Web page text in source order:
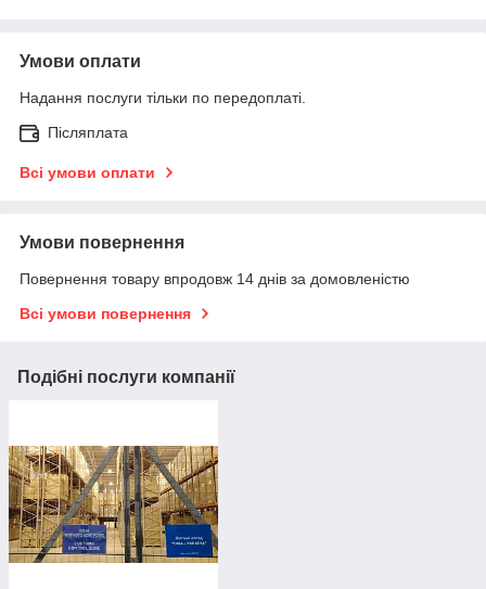
Умови оплати
Надання послуги тільки по передоплаті.
Післяплата
Всі умови оплати
Умови повернення
Повернення товару впродовж 14 днів за домовленістю
Всі умови повернення
Подібні послуги компанії